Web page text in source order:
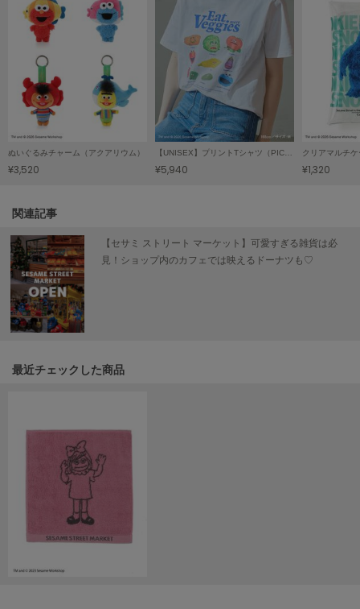
made of Organics
メイドオブオーガニクス
MICHU COQUETTE
MIESROHE
ミースロエ
miies miim
ミラオーウェン
MOIGE
モワージュ
MUCHA
ミュシャ
NEW Balance
ニューバランス
ぬいぐるみチャーム（アクアリウム）
¥3,520 ¥5,940
クリアマルチ
¥1,320
関連記事
【セサミ ストリート マーケット】可愛すぎる雑貨は必
見！ショップ内のカフェでは映えるドーナツも♡
最近チェックした商品